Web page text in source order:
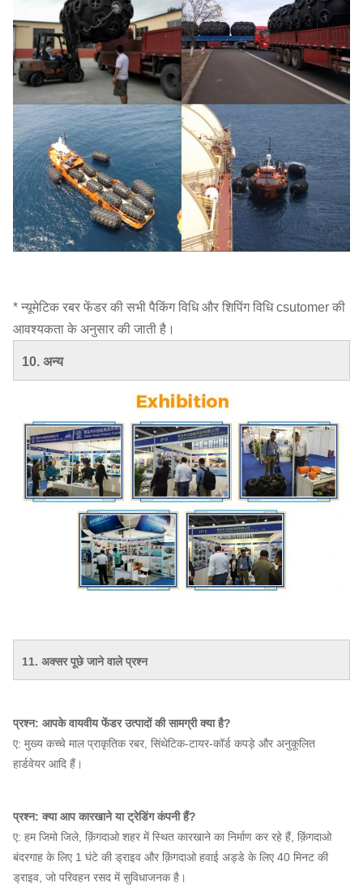
* न्यूमेटिक रबर फेंडर की सभी पैकिंग विधि और शिपिंग विधि csutomer की
आवश्यकता के अनुसार की जाती है।
10. अन्य
11. अक्सर पूछे जाने वाले प्रश्न
प्रश्न: आपके वायवीय फेंडर उत्पादों की सामग्री क्या है?
ए: मुख्य कच्चे माल प्राकृतिक रबर, सिंथेटिक-टायर-कॉर्ड कपड़े और अनुकूलित
हार्डवेयर आदि हैं।
प्रश्न: क्या आप कारखाने या ट्रेडिंग कंपनी हैं?
ए: हम जिमो जिले, क़िंगदाओ शहर में स्थित कारखाने का निर्माण कर रहे हैं, क़िंगदाओ
बंदरगाह के लिए 1 घंटे की ड्राइव और क़िंगदाओ हवाई अड्डे के लिए 40 मिनट की
ड्राइव, जो परिवहन रसद में सुविधाजनक है।